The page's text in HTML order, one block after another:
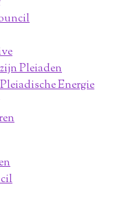
Pleiaden
Energie